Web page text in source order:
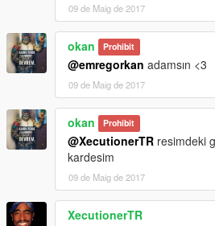
09 de Maig de 2017
okan Prohibit
@emregorkan adamsın <3
09 de Maig de 2017
okan Prohibit
@XecutionerTR resimdeki
kardesim
09 de Maig de 2017
XecutionerTR